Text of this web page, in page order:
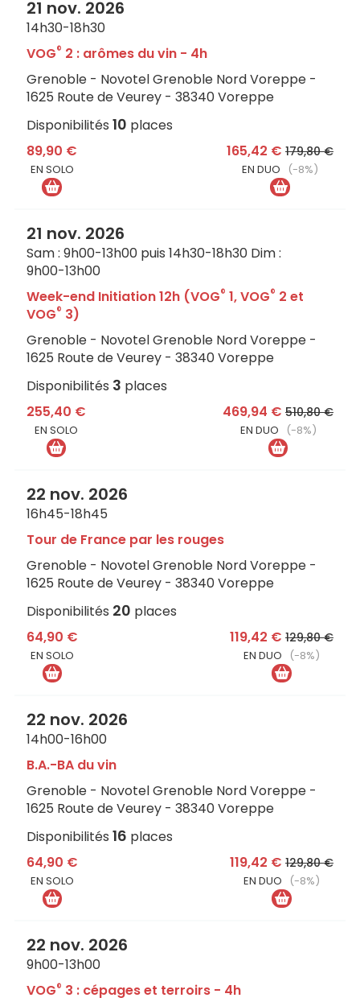
21 nov. 2026
14h30-18h30
VOG® 2 : arômes du vin - 4h
Grenoble - Novotel Grenoble Nord Voreppe -
1625 Route de Veurey - 38340 Voreppe
Disponibilités 10 places
89,90 €
EN SOLO
165,42 € 179,80 €
EN DUO (-8%)
21 nov. 2026
Sam : 9h00-13h00 puis 14h30-18h30 Dim :
9h00-13h00
Week-end Initiation 12h (VOG® 1, VOG® 2 et
VOG® 3)
Grenoble - Novotel Grenoble Nord Voreppe -
1625 Route de Veurey - 38340 Voreppe
Disponibilités 3 places
255,40 €
EN SOLO
469,94 € 510,80 €
EN DUO (-8%)
22 nov. 2026
16h45-18h45
Tour de France par les rouges
Grenoble - Novotel Grenoble Nord Voreppe -
1625 Route de Veurey - 38340 Voreppe
Disponibilités 20 places
64,90 €
EN SOLO
119,42 € 129,80 €
EN DUO (-8%)
22 nov. 2026
14h00-16h00
B.A.-BA du vin
Grenoble - Novotel Grenoble Nord Voreppe -
1625 Route de Veurey - 38340 Voreppe
Disponibilités 16 places
64,90 €
EN SOLO
119,42 € 129,80 €
EN DUO (-8%)
22 nov. 2026
9h00-13h00
VOG® 3 : cépages et terroirs - 4h